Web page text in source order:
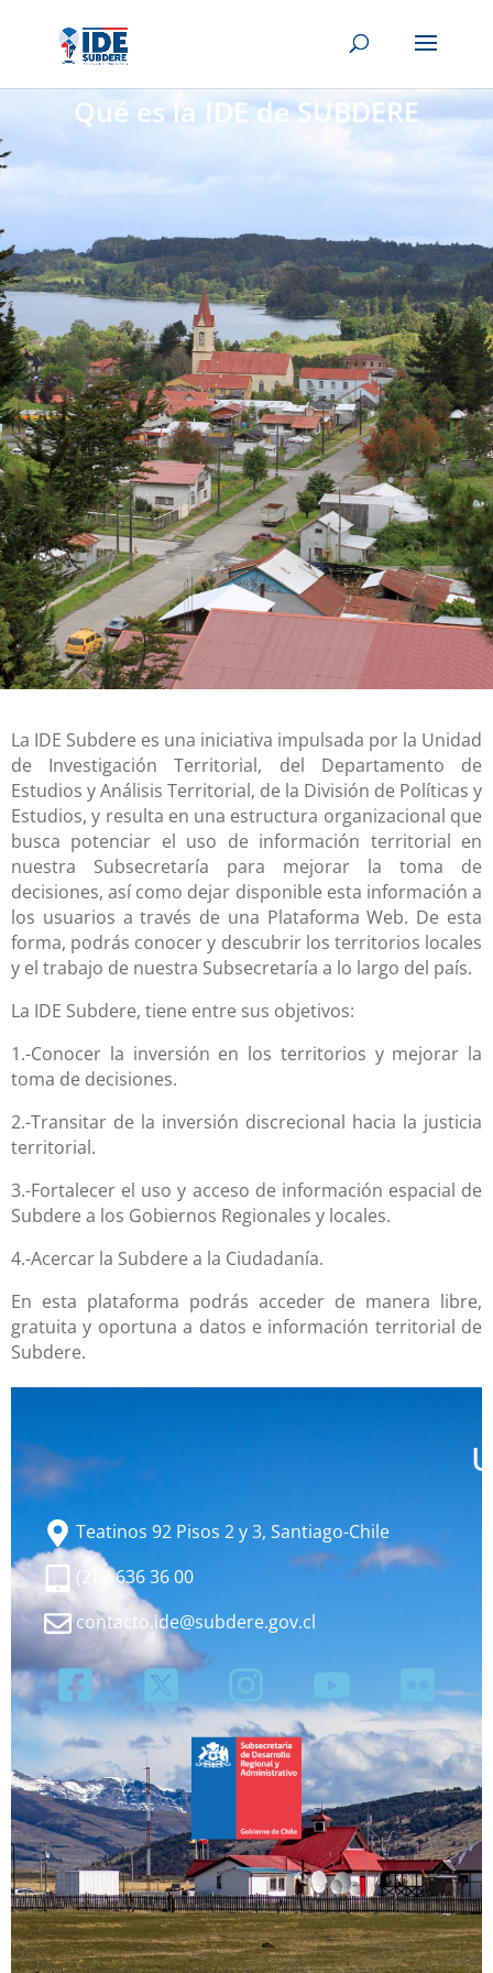
Qué es la IDE de SUBDERE
La IDE Subdere es una iniciativa impulsada por la Unidad
de Investigación Territorial, del Departamento de
Estudios y Análisis Territorial, de la División de Políticas y
Estudios, y resulta en una estructura organizacional que
busca potenciar el uso de información territorial en
nuestra Subsecretaría para mejorar la toma de
decisiones, así como dejar disponible esta información a
los usuarios a través de una Plataforma Web. De esta
forma, podrás conocer y descubrir los territorios locales
y el trabajo de nuestra Subsecretaría a lo largo del país.
La IDE Subdere, tiene entre sus objetivos:
1.-Conocer la inversión en los territorios y mejorar la
toma de decisiones.
2.-Transitar de la inversión discrecional hacia la justicia
territorial.
3.-Fortalecer el uso y acceso de información espacial de
Subdere a los Gobiernos Regionales y locales.
4.-Acercar la Subdere a la Ciudadanía.
En esta plataforma podrás acceder de manera libre,
gratuita y oportuna a datos e información territorial de
Subdere.
Teatinos 92 Pisos 2 y 3, Santiago-Chile
(2) 2 636 36 00
contacto.ide@subdere.gov.cl